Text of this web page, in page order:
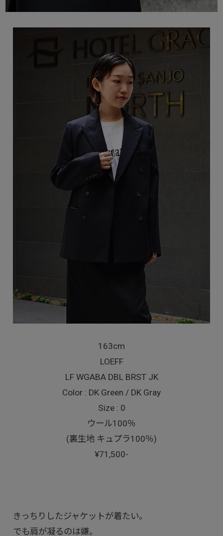
163cm
LOEFF
LF WGABA DBL BRST JK
Color : DK Green / DK Gray
Size : 0
ウール100％
(裏生地 キュプラ100％)
¥71,500-
きっちりしたジャケットが着たい。
でも肩が凝るのは嫌。